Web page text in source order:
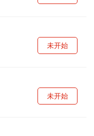
未开始
未开始